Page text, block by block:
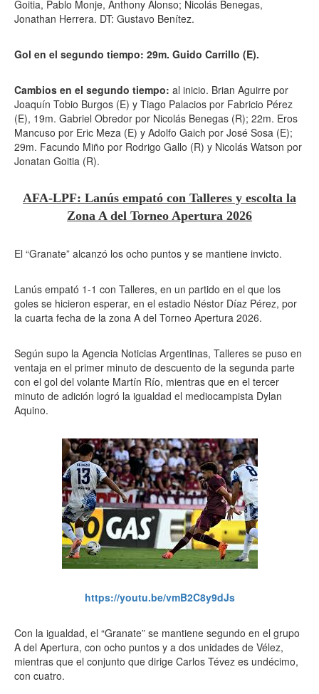
Goitia, Pablo Monje, Anthony Alonso; Nicolás Benegas,
Jonathan Herrera. DT: Gustavo Benítez.
Gol en el segundo tiempo: 29m. Guido Carrillo (E).
Cambios en el segundo tiempo: al inicio. Brian Aguirre por
Joaquín Tobio Burgos (E) y Tiago Palacios por Fabricio Pérez
(E), 19m. Gabriel Obredor por Nicolás Benegas (R); 22m. Eros
Mancuso por Eric Meza (E) y Adolfo Gaich por José Sosa (E);
29m. Facundo Miño por Rodrigo Gallo (R) y Nicolás Watson por
Jonatan Goitia (R).
AFA-LPF: Lanús empató con Talleres y escolta la
Zona A del Torneo Apertura 2026
El “Granate” alcanzó los ocho puntos y se mantiene invicto.
Lanús empató 1-1 con Talleres, en un partido en el que los
goles se hicieron esperar, en el estadio Néstor Díaz Pérez, por
la cuarta fecha de la zona A del Torneo Apertura 2026.
Según supo la Agencia Noticias Argentinas, Talleres se puso en
ventaja en el primer minuto de descuento de la segunda parte
con el gol del volante Martín Río, mientras que en el tercer
minuto de adición logró la igualdad el mediocampista Dylan
Aquino.
https://youtu.be/vmB2C8y9dJs
Con la igualdad, el “Granate” se mantiene segundo en el grupo
A del Apertura, con ocho puntos y a dos unidades de Vélez,
mientras que el conjunto que dirige Carlos Tévez es undécimo,
con cuatro.